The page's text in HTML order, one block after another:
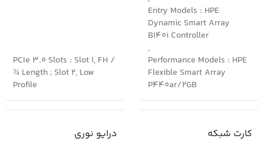
Entry Models : HPE
Dynamic Smart Array
B140i Controller
,
Performance Models : HPE
Flexible Smart Array
P440ar/2GB
PCIe 3.0 Slots : Slot 1, FH /
¾ Length ; Slot 2, Low
Profile
کارت شبکه درایو نوری